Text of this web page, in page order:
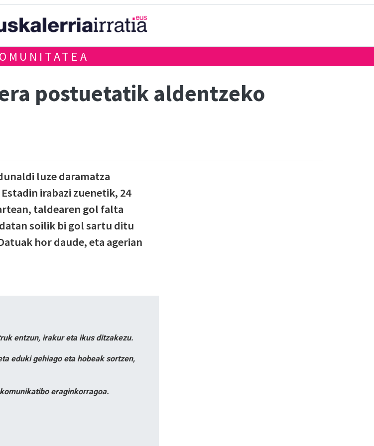
postuetatik aldentzeko
luze daramatza
irabazi zuenetik, 24
taldearen gol falta
soilik bi gol sartu ditu
hor daude, eta agerian
entzun, irakur eta ikus ditzakezu.
eduki gehiago eta hobeak sortzen,
eraginkorragoa.